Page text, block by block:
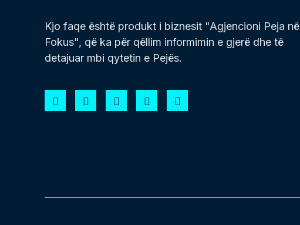
Kjo faqe është produkt i biznesit "Agjencioni Peja në
Fokus", që ka për qëllim informimin e gjerë dhe të
detajuar mbi qytetin e Pejës.